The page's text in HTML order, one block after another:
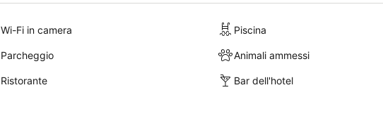
Wi-Fi in camera Piscina
Parcheggio Animali ammessi
Ristorante Bar dell'hotel